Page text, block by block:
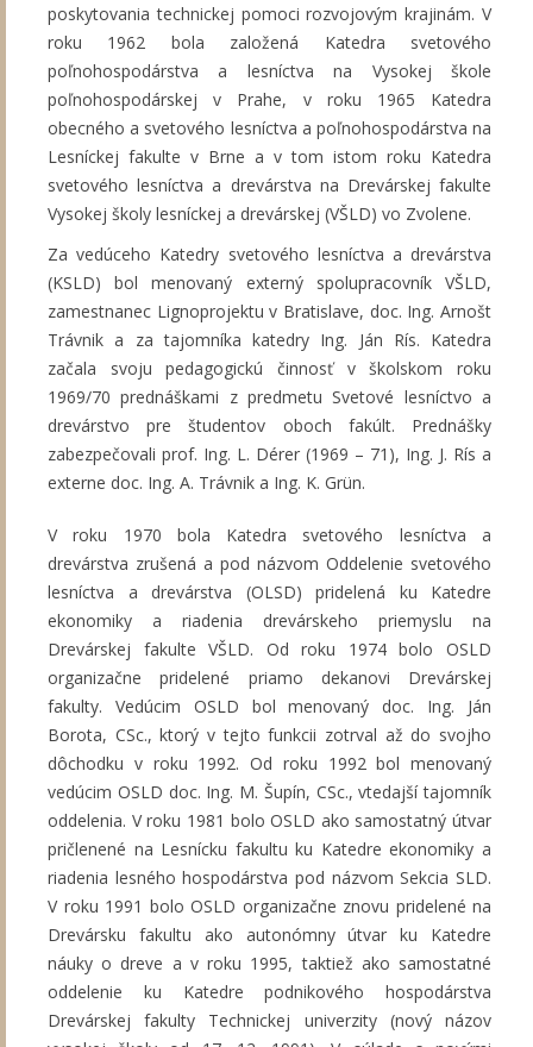
poskytovania technickej pomoci rozvojovým krajinám. V
roku 1962 bola založená Katedra svetového
poľnohospodárstva a lesníctva na Vysokej škole
poľnohospodárskej v Prahe, v roku 1965 Katedra
obecného a svetového lesníctva a poľnohospodárstva na
Lesníckej fakulte v Brne a v tom istom roku Katedra
svetového lesníctva a drevárstva na Drevárskej fakulte
Vysokej školy lesníckej a drevárskej (VŠLD) vo Zvolene.
Za vedúceho Katedry svetového lesníctva a drevárstva
(KSLD) bol menovaný externý spolupracovník VŠLD,
zamestnanec Lignoprojektu v Bratislave, doc. Ing. Arnošt
Trávnik a za tajomníka katedry Ing. Ján Rís. Katedra
začala svoju pedagogickú činnosť v školskom roku
1969/70 prednáškami z predmetu Svetové lesníctvo a
drevárstvo pre študentov oboch fakúlt. Prednášky
zabezpečovali prof. Ing. L. Dérer (1969 – 71), Ing. J. Rís a
externe doc. Ing. A. Trávnik a Ing. K. Grün.
V roku 1970 bola Katedra svetového lesníctva a
drevárstva zrušená a pod názvom Oddelenie svetového
lesníctva a drevárstva (OLSD) pridelená ku Katedre
ekonomiky a riadenia drevárskeho priemyslu na
Drevárskej fakulte VŠLD. Od roku 1974 bolo OSLD
organizačne pridelené priamo dekanovi Drevárskej
fakulty. Vedúcim OSLD bol menovaný doc. Ing. Ján
Borota, CSc., ktorý v tejto funkcii zotrval až do svojho
dôchodku v roku 1992. Od roku 1992 bol menovaný
vedúcim OSLD doc. Ing. M. Šupín, CSc., vtedajší tajomník
oddelenia. V roku 1981 bolo OSLD ako samostatný útvar
pričlenené na Lesnícku fakultu ku Katedre ekonomiky a
riadenia lesného hospodárstva pod názvom Sekcia SLD.
V roku 1991 bolo OSLD organizačne znovu pridelené na
Drevársku fakultu ako autonómny útvar ku Katedre
náuky o dreve a v roku 1995, taktiež ako samostatné
oddelenie ku Katedre podnikového hospodárstva
Drevárskej fakulty Technickej univerzity (nový názov